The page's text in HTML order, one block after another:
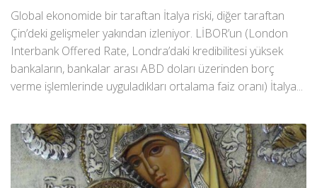
Global ekonomide bir taraftan İtalya riski, diğer taraftan
Çin’deki gelişmeler yakından izleniyor. LİBOR’un (London
Interbank Offered Rate, Londra’daki kredibilitesi yüksek
bankaların, bankalar arası ABD doları üzerinden borç
verme işlemlerinde uyguladıkları ortalama faiz oranı) İtalya...